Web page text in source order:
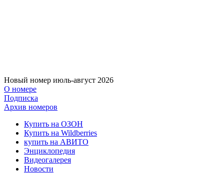
Новый номер июль-август 2026
О номере
Подписка
Архив номеров
Купить на ОЗОН
Купить на Wildberries
купить на АВИТО
Энциклопедия
Видеогалерея
Новости